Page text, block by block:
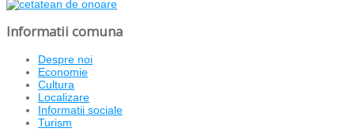
Informatii comuna
Despre noi
Economie
Cultura
Localizare
Informatii sociale
Turism